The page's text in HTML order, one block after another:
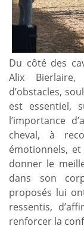
Du côté des
Alix
d’obstacles,
est essentiel,
l’importance
cheval, à
émotionnels,
donner le
dans son
proposés lui
ressentis,
renforcer la